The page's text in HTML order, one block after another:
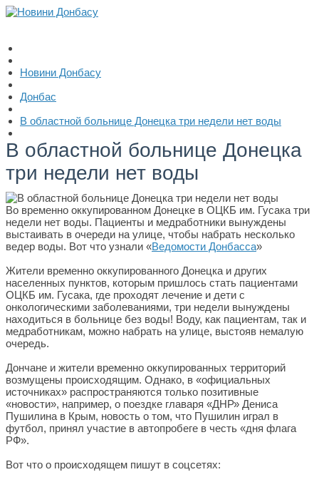
Новини Донбасу
Донбас
В областной больнице Донецка три недели нет воды
В областной больнице Донецка
три недели нет воды
Во временно оккупированном Донецке в ОЦКБ им. Гусака три
недели нет воды. Пациенты и медработники вынуждены
выстаивать в очереди на улице, чтобы набрать несколько
ведер воды. Вот что узнали «Ведомости Донбасса»
Жители временно оккупированного Донецка и других
населенных пунктов, которым пришлось стать пациентами
ОЦКБ им. Гусака, где проходят лечение и дети с
онкологическими заболеваниями, три недели вынуждены
находиться в больнице без воды! Воду, как пациентам, так и
медработникам, можно набрать на улице, выстояв немалую
очередь.
Дончане и жители временно оккупированных территорий
возмущены происходящим. Однако, в «официальных
источниках» распространяются только позитивные
«новости», например, о поездке главаря «ДНР» Дениса
Пушилина в Крым, новость о том, что Пушилин играл в
футбол, принял участие в автопробеге в честь «дня флага
РФ».
Вот что о происходящем пишут в соцсетях: